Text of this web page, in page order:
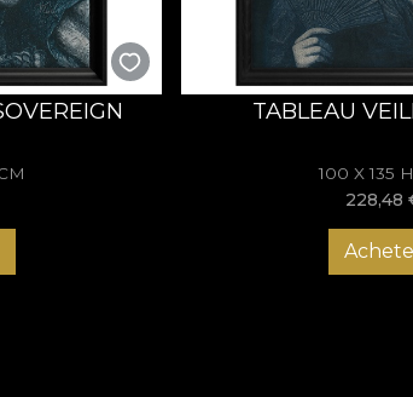
TABLEAU
100 X 135
228,48